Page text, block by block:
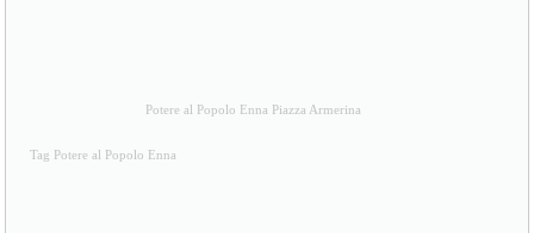
Potere al Popolo Enna Piazza Armerina
Tag Potere al Popolo Enna